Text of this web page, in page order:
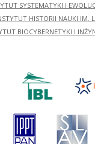
SYSTEMATYKI I
HISTORII NAUKI IM.
BIOCYBERNETYKI I